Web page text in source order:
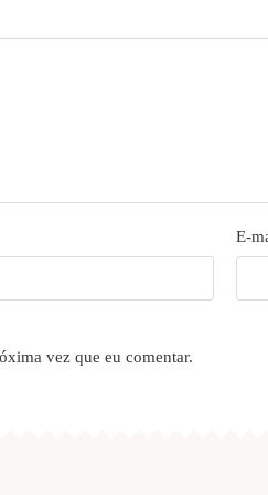
E-
vez que eu comentar.